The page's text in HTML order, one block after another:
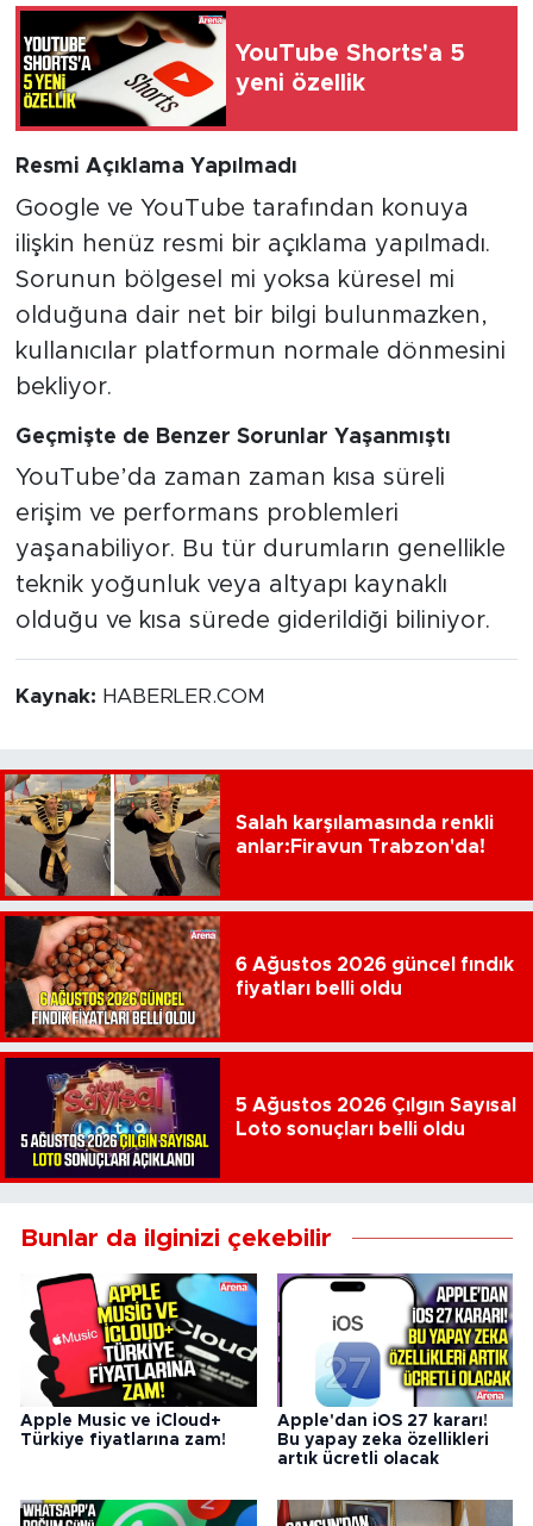
YouTube Shorts'a 5
yeni özellik
Resmi Açıklama Yapılmadı
Google ve YouTube tarafından konuya
ilişkin henüz resmi bir açıklama yapılmadı.
Sorunun bölgesel mi yoksa küresel mi
olduğuna dair net bir bilgi bulunmazken,
kullanıcılar platformun normale dönmesini
bekliyor.
Geçmişte de Benzer Sorunlar Yaşanmıştı
YouTube’da zaman zaman kısa süreli
erişim ve performans problemleri
yaşanabiliyor. Bu tür durumların genellikle
teknik yoğunluk veya altyapı kaynaklı
olduğu ve kısa sürede giderildiği biliniyor.
Kaynak: HABERLER.COM
Salah karşılamasında renkli
anlar:Firavun Trabzon'da!
6 Ağustos 2026 güncel fındık
fiyatları belli oldu
5 Ağustos 2026 Çılgın Sayısal
Loto sonuçları belli oldu
Bunlar da ilginizi çekebilir
Apple Music ve iCloud+
Türkiye fiyatlarına zam!
Apple'dan iOS 27 kararı!
Bu yapay zeka özellikleri
artık ücretli olacak